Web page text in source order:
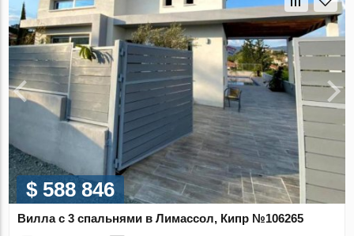
$ 588 846
Вилла с 3 спальнями в Лимассол, Кипр №106265